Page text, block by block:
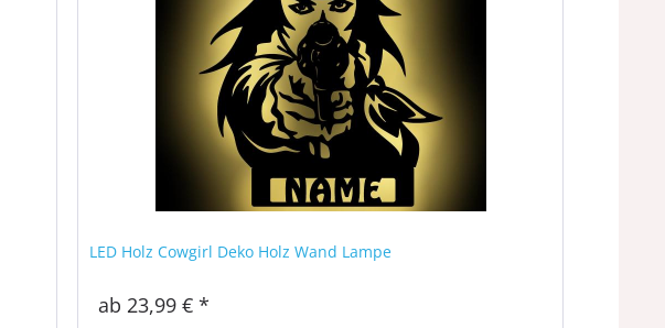
LED Holz Cowgirl Deko Holz Wand Lampe
ab 23,99 € *